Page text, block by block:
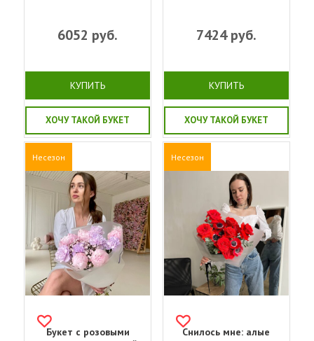
6052 руб.
КУПИТЬ
ХОЧУ ТАКОЙ БУКЕТ
7424руб.
КУПИТЬ
ХОЧУ ТАКОЙ БУКЕТ
Несезон
Букет с розовыми
Несезон
Снилось мне: алые